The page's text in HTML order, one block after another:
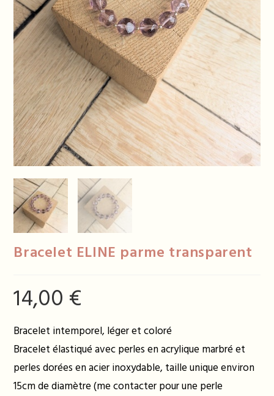
Bracelet ELINE parme transparent
14,00 €
Bracelet intemporel, léger et coloré
Bracelet élastiqué avec perles en acrylique marbré et
perles dorées en acier inoxydable, taille unique environ
15cm de diamètre (me contacter pour une perle